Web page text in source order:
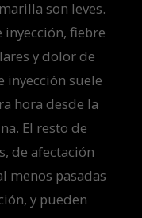
son leves.
inyección, fiebre
y dolor de
inyección suele
hora desde la
El resto de
de afectación
menos pasadas
y pueden